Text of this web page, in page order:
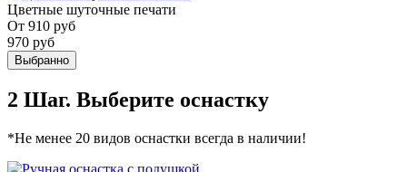
Цветные шуточные печати
От 910 руб
970 руб
Выбранно
2 Шаг. Выберите оснастку
*Не менее 20 видов оснастки всегда в наличии!